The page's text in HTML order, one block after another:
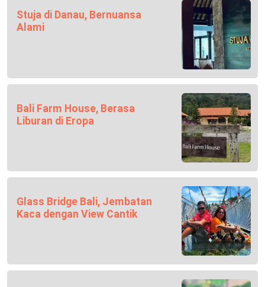
Stuja di Danau, Bernuansa
Alami
Bali Farm House, Berasa
Liburan di Eropa
Glass Bridge Bali, Jembatan
Kaca dengan View Cantik